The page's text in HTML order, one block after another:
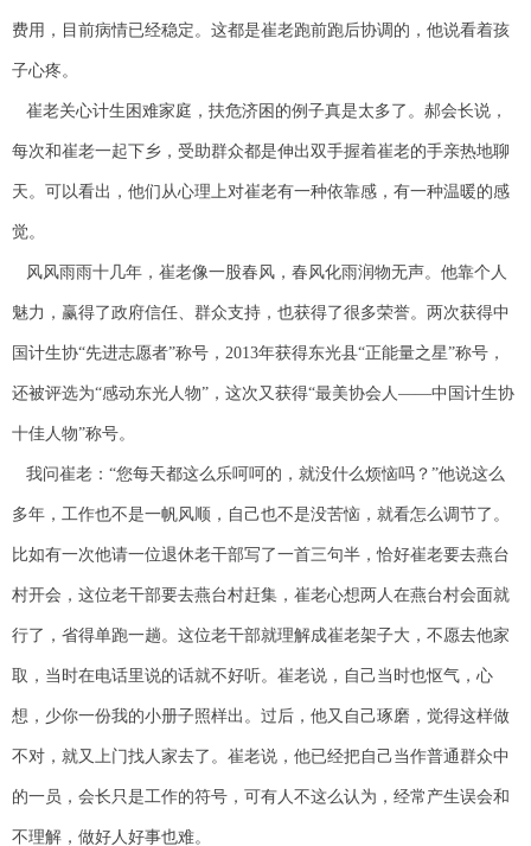
费用，目前病情已经稳定。这都是崔老跑前跑后协调的，他说看着孩
子心疼。
崔老关心计生困难家庭，扶危济困的例子真是太多了。郝会长说，
每次和崔老一起下乡，受助群众都是伸出双手握着崔老的手亲热地聊
天。可以看出，他们从心理上对崔老有一种依靠感，有一种温暖的感
觉。
风风雨雨十几年，崔老像一股春风，春风化雨润物无声。他靠个人
魅力，赢得了政府信任、群众支持，也获得了很多荣誉。两次获得中
国计生协“先进志愿者”称号，2013年获得东光县“正能量之星”称号，
还被评选为“感动东光人物”，这次又获得“最美协会人——中国计生协
十佳人物”称号。
我问崔老：“您每天都这么乐呵呵的，就没什么烦恼吗？”他说这么
多年，工作也不是一帆风顺，自己也不是没苦恼，就看怎么调节了。
比如有一次他请一位退休老干部写了一首三句半，恰好崔老要去燕台
村开会，这位老干部要去燕台村赶集，崔老心想两人在燕台村会面就
行了，省得单跑一趟。这位老干部就理解成崔老架子大，不愿去他家
取，当时在电话里说的话就不好听。崔老说，自己当时也怄气，心
想，少你一份我的小册子照样出。过后，他又自己琢磨，觉得这样做
不对，就又上门找人家去了。崔老说，他已经把自己当作普通群众中
的一员，会长只是工作的符号，可有人不这么认为，经常产生误会和
不理解，做好人好事也难。